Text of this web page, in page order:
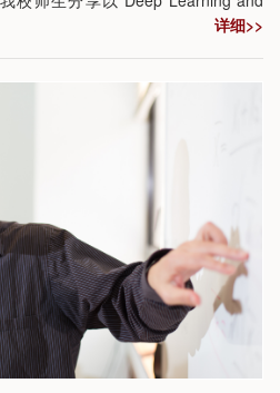
习与科学计算）为题的学术报告，讲
授主持。由于讲座所涉及的术语皆
准确性，本期科学大讲堂将使用英
详细>>